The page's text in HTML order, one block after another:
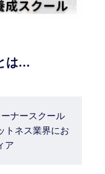
は…
ナースクール
トネス業界にお
ア